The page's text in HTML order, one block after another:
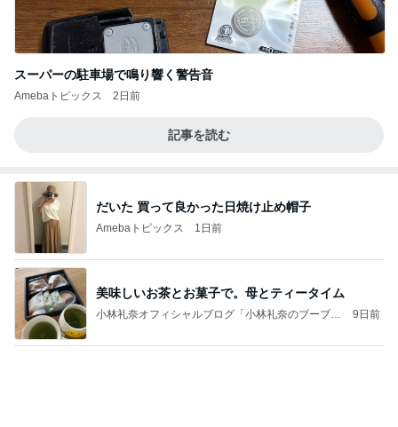
スーパーの駐車場で鳴り響く警告音
Amebaトピックス 2日前
記事を読む
だいた 買って良かった日焼け止め帽子
Amebaトピックス 1日前
美味しいお茶とお菓子で。母とティータイム
小林礼奈オフィシャルブログ「小林礼奈のブーブー
9日前